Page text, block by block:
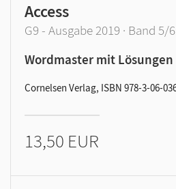
Access
G9 - Ausgabe 2019 · Band
Wordmaster mit Lösungen
Cornelsen Verlag, ISBN 978-3-06-
13,50 EUR